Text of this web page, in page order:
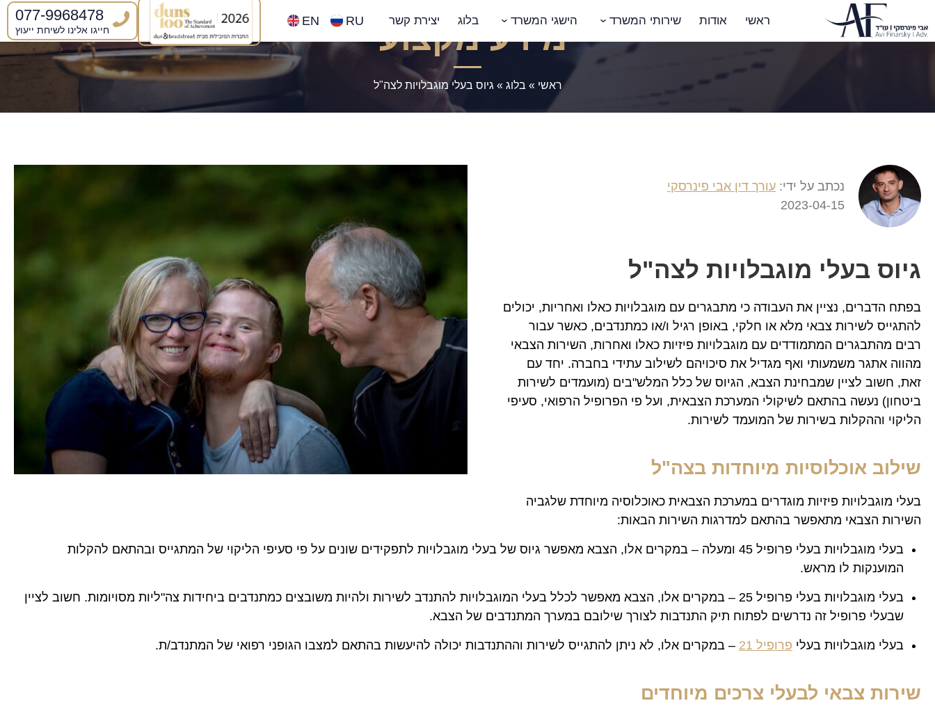
ראשי אודות שירותי המשרד הישגי המשרד בלוג יצירת קשר RU
EN
077-9968478
חייגו אלינו לשיחת ייעוץ מידע מקצועי
ראשי » בלוג » גיוס בעלי מוגבלויות לצה"ל
נכתב על ידי: עורך דין אבי פינרסקי
2023-04-15
גיוס בעלי מוגבלויות לצה"ל
בפתח הדברים, נציין את העבודה כי מתבגרים עם מוגבלויות כאלו ואחריות, יכולים
להתגייס לשירות צבאי מלא או חלקי, באופן רגיל ו/או כמתנדבים, כאשר עבור
רבים מהתבגרים המתמודדים עם מוגבלויות פיזיות כאלו ואחרות, השירות הצבאי
מהווה אתגר משמעותי ואף מגדיל את סיכויהם לשילוב עתידי בחברה. יחד עם
זאת, חשוב לציין שמבחינת הצבא, הגיוס של כלל המלש"בים (מועמדים לשירות
ביטחון) נעשה בהתאם לשיקולי המערכת הצבאית, ועל פי הפרופיל הרפואי, סעיפי
הליקוי וההקלות בשירות של המועמד לשירות.
שילוב אוכלוסיות מיוחדות בצה"ל
בעלי מוגבלויות פיזיות מוגדרים במערכת הצבאית כאוכלוסיה מיוחדת שלגביה
השירות הצבאי מתאפשר בהתאם למדרגות השירות הבאות:
בעלי מוגבלויות בעלי פרופיל 45 ומעלה – במקרים אלו, הצבא מאפשר גיוס של בעלי מוגבלויות לתפקידים שונים על פי סעיפי הליקוי של המתגייס ובהתאם להקלות
המוענקות לו מראש.
בעלי מוגבלויות בעלי פרופיל 25 – במקרים אלו, הצבא מאפשר לכלל בעלי המוגבלויות להתנדב לשירות ולהיות משובצים כמתנדבים ביחידות צה"ליות מסויומות. חשוב לציין
שבעלי פרופיל זה נדרשים לפתוח תיק התנדבות לצורך שילובם במערך המתנדבים של הצבא.
בעלי מוגבלויות בעלי פרופיל 21 – במקרים אלו, לא ניתן להתגייס לשירות וההתנדבות יכולה להיעשות בהתאם למצבו הגופני רפואי של המתנדב/ת.
שירות צבאי לבעלי צרכים מיוחדים